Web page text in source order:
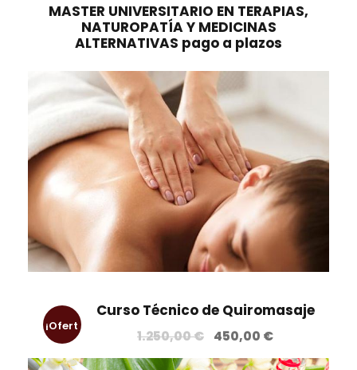
MASTER UNIVERSITARIO EN TERAPIAS,
NATUROPATÍA Y MEDICINAS
ALTERNATIVAS pago a plazos
¡Ofert
a!
Curso Técnico de Quiromasaje
1.250,00€
E
l
450,00 €E
l